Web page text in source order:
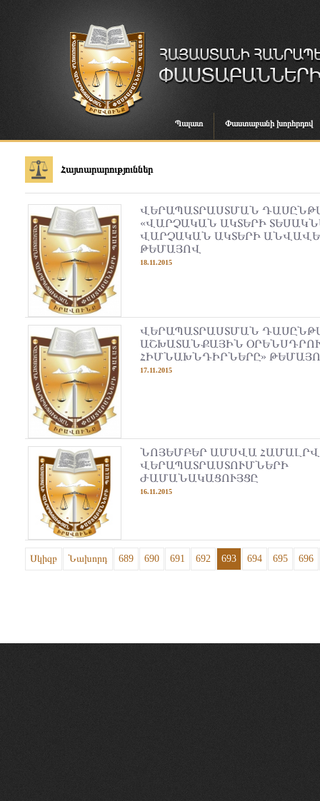
Պալատ Փաստաբանի խորհրդով
Հայտարարություններ
ՎԵՐԱՊԱՏՐԱՍՏՄԱՆ
«ՎԱՐՉԱԿԱՆ ԱԿՏԵՐԻ
ՎԱՐՉԱԿԱՆ ԱԿՏԵՐԻ
ԹԵՄԱՅՈՎ
18.11.2015
ՎԵՐԱՊԱՏՐԱՍՏՄԱՆ
ԱՇԽԱՏԱՆՔԱՅԻՆ
ՀԻՄՆԱԽՆԴԻՐՆԵՐԸ»
17.11.2015
ՆՈՅԵՄԲԵՐ ԱՄՍՎԱ
ՎԵՐԱՊԱՏՐԱՍՏՈՒՄՆԵՐԻ
ԺԱՄԱՆԱԿԱՑՈՒՅՑԸ
16.11.2015
Սկիզբ Նախորդ 689 690 691 692 693 694 695 696